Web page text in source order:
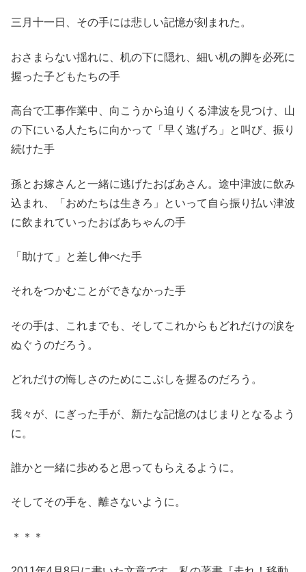
三月十一日、その手には悲しい記憶が刻まれた。
おさまらない揺れに、机の下に隠れ、細い机の脚を必死に
握った子どもたちの手
高台で工事作業中、向こうから迫りくる津波を見つけ、山
の下にいる人たちに向かって「早く逃げろ」と叫び、振り
続けた手
孫とお嫁さんと一緒に逃げたおばあさん。途中津波に飲み
込まれ、「おめたちは生きろ」といって自ら振り払い津波
に飲まれていったおばあちゃんの手
「助けて」と差し伸べた手
それをつかむことができなかった手
その手は、これまでも、そしてこれからもどれだけの涙を
ぬぐうのだろう。
どれだけの悔しさのためにこぶしを握るのだろう。
我々が、にぎった手が、新たな記憶のはじまりとなるよう
に。
誰かと一緒に歩めると思ってもらえるように。
そしてその手を、離さないように。
＊＊＊